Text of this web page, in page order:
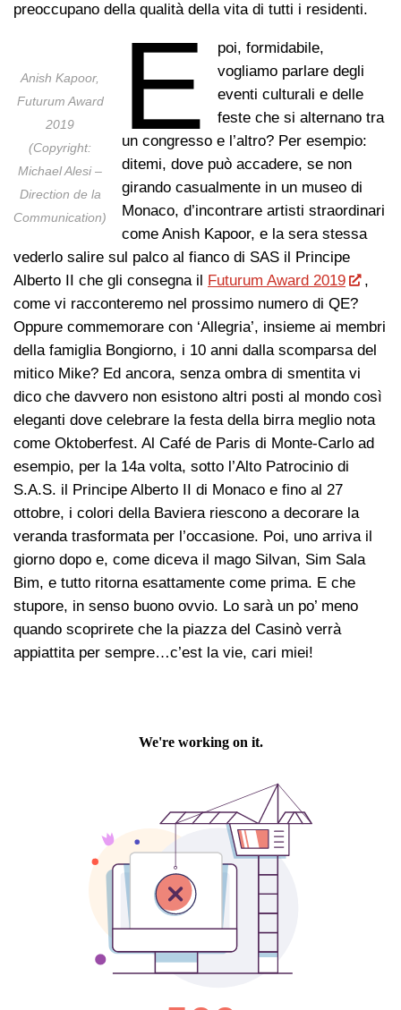
preoccupano della qualità della vita di tutti i residenti.
Anish Kapoor,
Futurum Award
2019
(Copyright:
Michael Alesi –
Direction de la
Communication)
E
poi, formidabile,
vogliamo parlare degli
eventi culturali e delle
feste che si alternano tra
un congresso e l’altro? Per esempio:
ditemi, dove può accadere, se non
girando casualmente in un museo di
Monaco, d’incontrare artisti straordinari
come Anish Kapoor, e la sera stessa
vederlo salire sul palco al fianco di SAS il Principe
Alberto II che gli consegna il Futurum Award 2019
,
come vi racconteremo nel prossimo numero di QE?
Oppure commemorare con ‘Allegria’, insieme ai membri
della famiglia Bongiorno, i 10 anni dalla scomparsa del
mitico Mike? Ed ancora, senza ombra di smentita vi
dico che davvero non esistono altri posti al mondo così
eleganti dove celebrare la festa della birra meglio nota
come Oktoberfest. Al Café de Paris di Monte-Carlo ad
esempio, per la 14a volta, sotto l’Alto Patrocinio di
S.A.S. il Principe Alberto II di Monaco e fino al 27
ottobre, i colori della Baviera riescono a decorare la
veranda trasformata per l’occasione. Poi, uno arriva il
giorno dopo e, come diceva il mago Silvan, Sim Sala
Bim, e tutto ritorna esattamente come prima. E che
stupore, in senso buono ovvio. Lo sarà un po’ meno
quando scoprirete che la piazza del Casinò verrà
appiattita per sempre…c’est la vie, cari miei!